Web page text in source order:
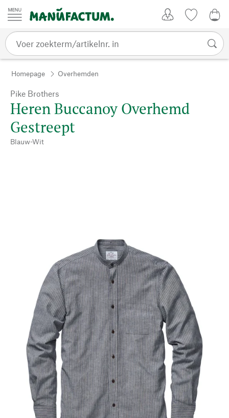
Passer au contenu
Homepage Overhemden
Pike Brothers
Heren Buccanoy Overhemd
Gestreept
Blauw-Wit